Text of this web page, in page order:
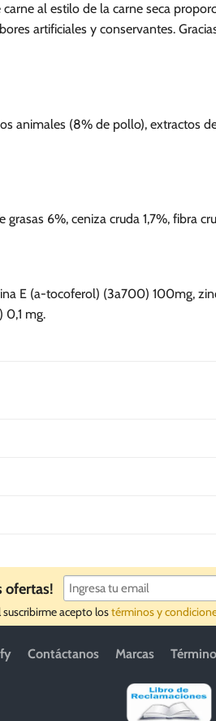
al estilo de la carne seca
artificiales y conservantes.
animales (8% de pollo), extractos
6%, ceniza cruda 1,7%, fibra
E (a-tocoferol) (3a700) 100mg,
mg.
ofertas!
suscribirme acepto lostérminos y
Contáctanos Marcas